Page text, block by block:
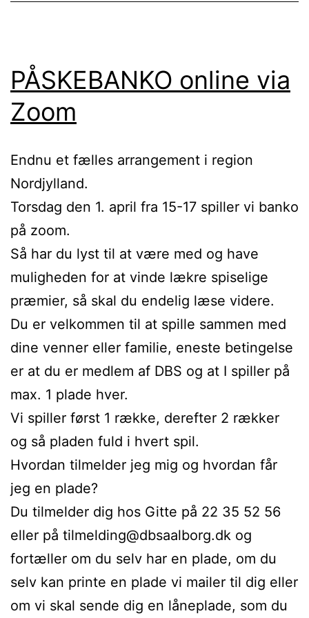
PÅSKEBANKO online via
Zoom
Endnu et fælles arrangement i region
Nordjylland.
Torsdag den 1. april fra 15-17 spiller vi banko
på zoom.
Så har du lyst til at være med og have
muligheden for at vinde lækre spiselige
præmier, så skal du endelig læse videre.
Du er velkommen til at spille sammen med
dine venner eller familie, eneste betingelse
er at du er medlem af DBS og at I spiller på
max. 1 plade hver.
Vi spiller først 1 række, derefter 2 rækker
og så pladen fuld i hvert spil.
Hvordan tilmelder jeg mig og hvordan får
jeg en plade?
Du tilmelder dig hos Gitte på 22 35 52 56
eller på tilmelding@dbsaalborg.dk og
fortæller om du selv har en plade, om du
selv kan printe en plade vi mailer til dig eller
om vi skal sende dig en låneplade, som du